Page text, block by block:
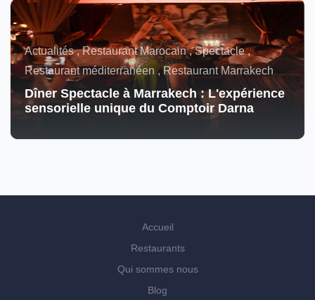
Actualités , Restaurant Marocain , Spectacle ,
Restaurant méditerranéen , Restaurant Marrakech
Dîner Spectacle à Marrakech : L'expérience
sensorielle unique du Comptoir Darna
Accueil
Restaurants
Qui sommes nous
Blog